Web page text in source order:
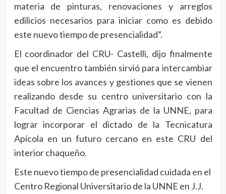
materia de pinturas, renovaciones y arreglos
edilicios necesarios para iniciar como es debido
este nuevo tiempo de presencialidad”.
El coordinador del CRU- Castelli, dijo finalmente
que el encuentro también sirvió para intercambiar
ideas sobre los avances y gestiones que se vienen
realizando desde su centro universitario con la
Facultad de Ciencias Agrarias de la UNNE, para
lograr incorporar el dictado de la Tecnicatura
Apícola en un futuro cercano en este CRU del
interior chaqueño.
Este nuevo tiempo de presencialidad cuidada en el
Centro Regional Universitario de la UNNE en J.J.